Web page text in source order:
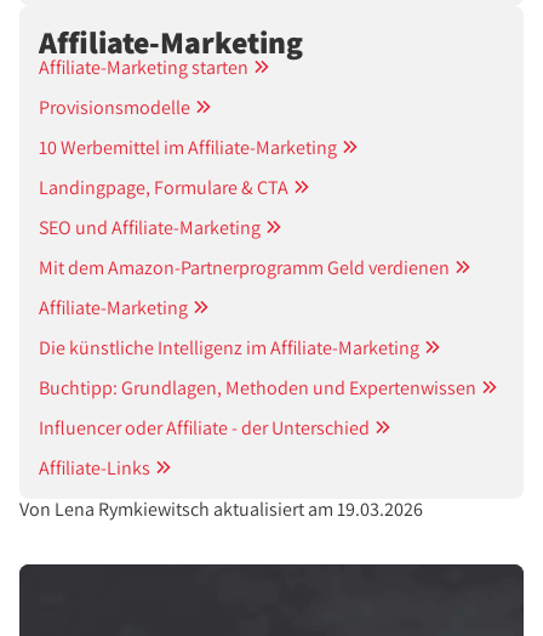
Affiliate-Marketing
Affiliate-Marketing starten
Provisionsmodelle
10 Werbemittel im Affiliate-Marketing
Landingpage, Formulare & CTA
SEO und Affiliate-Marketing
Mit dem Amazon-Partnerprogramm Geld verdienen
Affiliate-Marketing
Die künstliche Intelligenz im Affiliate-Marketing
Buchtipp: Grundlagen, Methoden und Expertenwissen
Influencer oder Affiliate - der Unterschied
Affiliate-Links
Von Lena Rymkiewitsch aktualisiert am 19.03.2026